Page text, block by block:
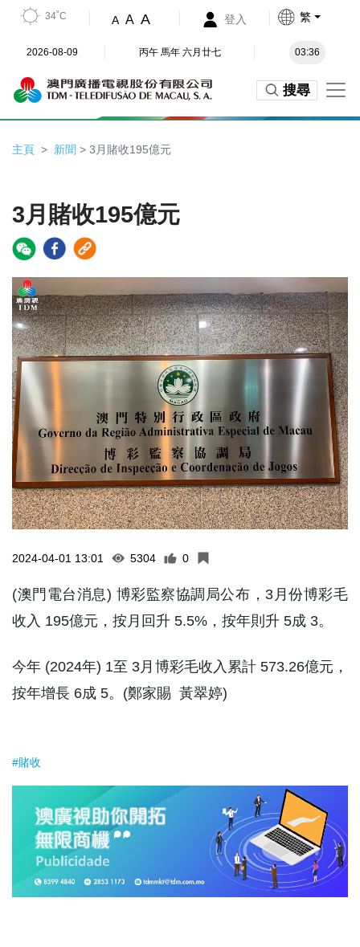
34˚C A A A 登入 繁
2026-08-09 丙午 馬年 六月廿七 03:36
搜尋
主頁 新聞 > 3月賭收195億元
3月賭收195億元
2024-04-01 13:01 5304 0
(澳門電台消息) 博彩監察協調局公布，3月份博彩毛
收入 195億元，按月回升 5.5%，按年則升 5成 3。
今年 (2024年) 1至 3月博彩毛收入累計 573.26億元，
按年增長 6成 5。(鄭家賜 黃翠婷)
#賭收